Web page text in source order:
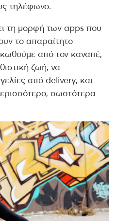
τηλέφωνο.
τη μορφή των apps που
το απαραίτητο
από τον καναπέ,
ζωή, να
από delivery, και
σωστότερα